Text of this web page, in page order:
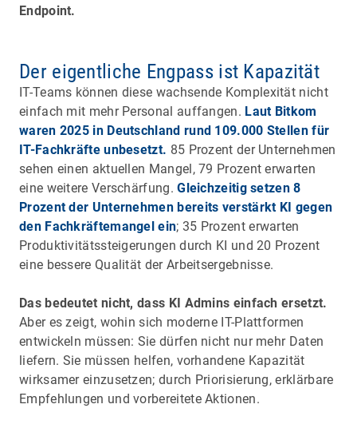
Endpoint.
Der eigentliche Engpass ist Kapazität
IT-Teams können diese wachsende Komplexität nicht
einfach mit mehr Personal auffangen. Laut Bitkom
waren 2025 in Deutschland rund 109.000 Stellen für
IT-Fachkräfte unbesetzt. 85 Prozent der Unternehmen
sehen einen aktuellen Mangel, 79 Prozent erwarten
eine weitere Verschärfung.Gleichzeitig setzen 8
Prozent der Unternehmen bereits verstärkt KI gegen
den Fachkräftemangel ein; 35 Prozent erwarten
Produktivitätssteigerungen durch KI und 20 Prozent
eine bessere Qualität der Arbeitsergebnisse.
Das bedeutet nicht, dass KI Admins einfach ersetzt.
Aber es zeigt, wohin sich moderne IT-Plattformen
entwickeln müssen: Sie dürfen nicht nur mehr Daten
liefern. Sie müssen helfen, vorhandene Kapazität
wirksamer einzusetzen; durch Priorisierung, erklärbare
Empfehlungen und vorbereitete Aktionen.